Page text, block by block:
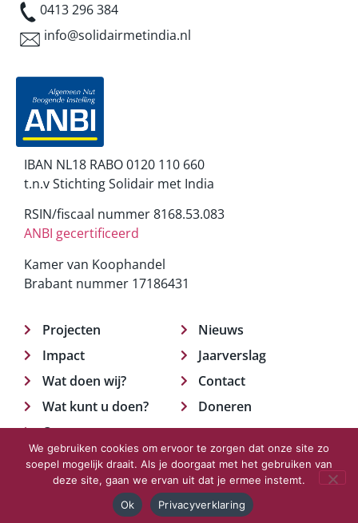
0413 296 384
info@solidairmetindia.nl
IBAN NL18 RABO 0120 110 660
t.n.v Stichting Solidair met India
RSIN/fiscaal nummer 8168.53.083
ANBI gecertificeerd
Kamer van Koophandel
Brabant nummer 17186431
Projecten
Impact
Wat doen wij?
Wat kunt u doen?
Over ons
Nieuws
Jaarverslag
Contact
Doneren
© 2023 Solidair met India. Privacyverklaring
We gebruiken cookies om ervoor te zorgen dat onze site zo
soepel mogelijk draait. Als je doorgaat met het gebruiken van
deze site, gaan we ervan uit dat je ermee instemt.
Ok
Privacyverklaring